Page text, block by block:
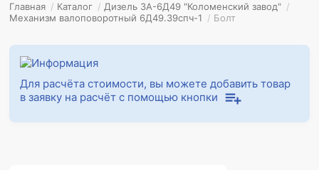
Главная / Каталог / Дизель 3А-6Д49 "Коломенский завод" /
Механизм валоповоротный 6Д49.39спч-1 / Болт
Для расчёта стоимости, вы можете добавить товар
в заявку на расчёт с помощью кнопки